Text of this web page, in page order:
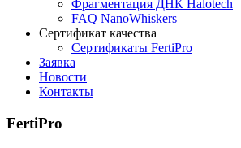
Фрагментация ДНК Halotech
FAQ NanoWhiskers
Сертификат качества
Сертификаты FertiPro
Заявка
Новости
Контакты
FertiPro